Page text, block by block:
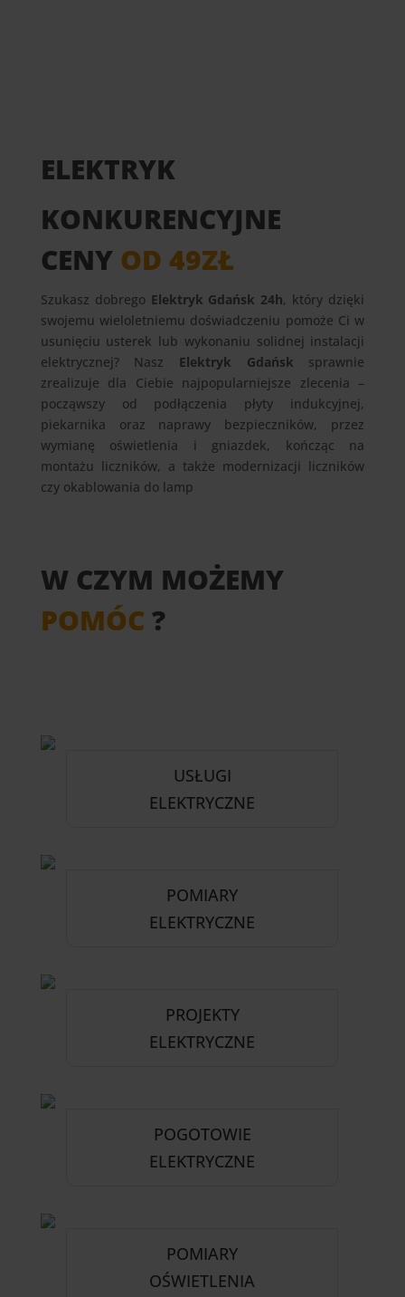
ELEKTRYK
KONKURENCYJNE
CENY OD 49ZŁ
Szukasz dobrego Elektryk Gdańsk 24h, który dzięki
swojemu wieloletniemu doświadczeniu pomoże Ci w
usunięciu usterek lub wykonaniu solidnej instalacji
elektrycznej? Nasz Elektryk Gdańsk sprawnie
zrealizuje dla Ciebie najpopularniejsze zlecenia –
począwszy od podłączenia płyty indukcyjnej,
piekarnika oraz naprawy bezpieczników, przez
wymianę oświetlenia i gniazdek, kończąc na
montażu liczników, a także modernizacji liczników
czy okablowania do lamp
W CZYM MOŻEMY
POMÓC ?
USŁUGI
ELEKTRYCZNE
POMIARY
ELEKTRYCZNE
PROJEKTY
ELEKTRYCZNE
POGOTOWIE
ELEKTRYCZNE
POMIARY
OŚWIETLENIA